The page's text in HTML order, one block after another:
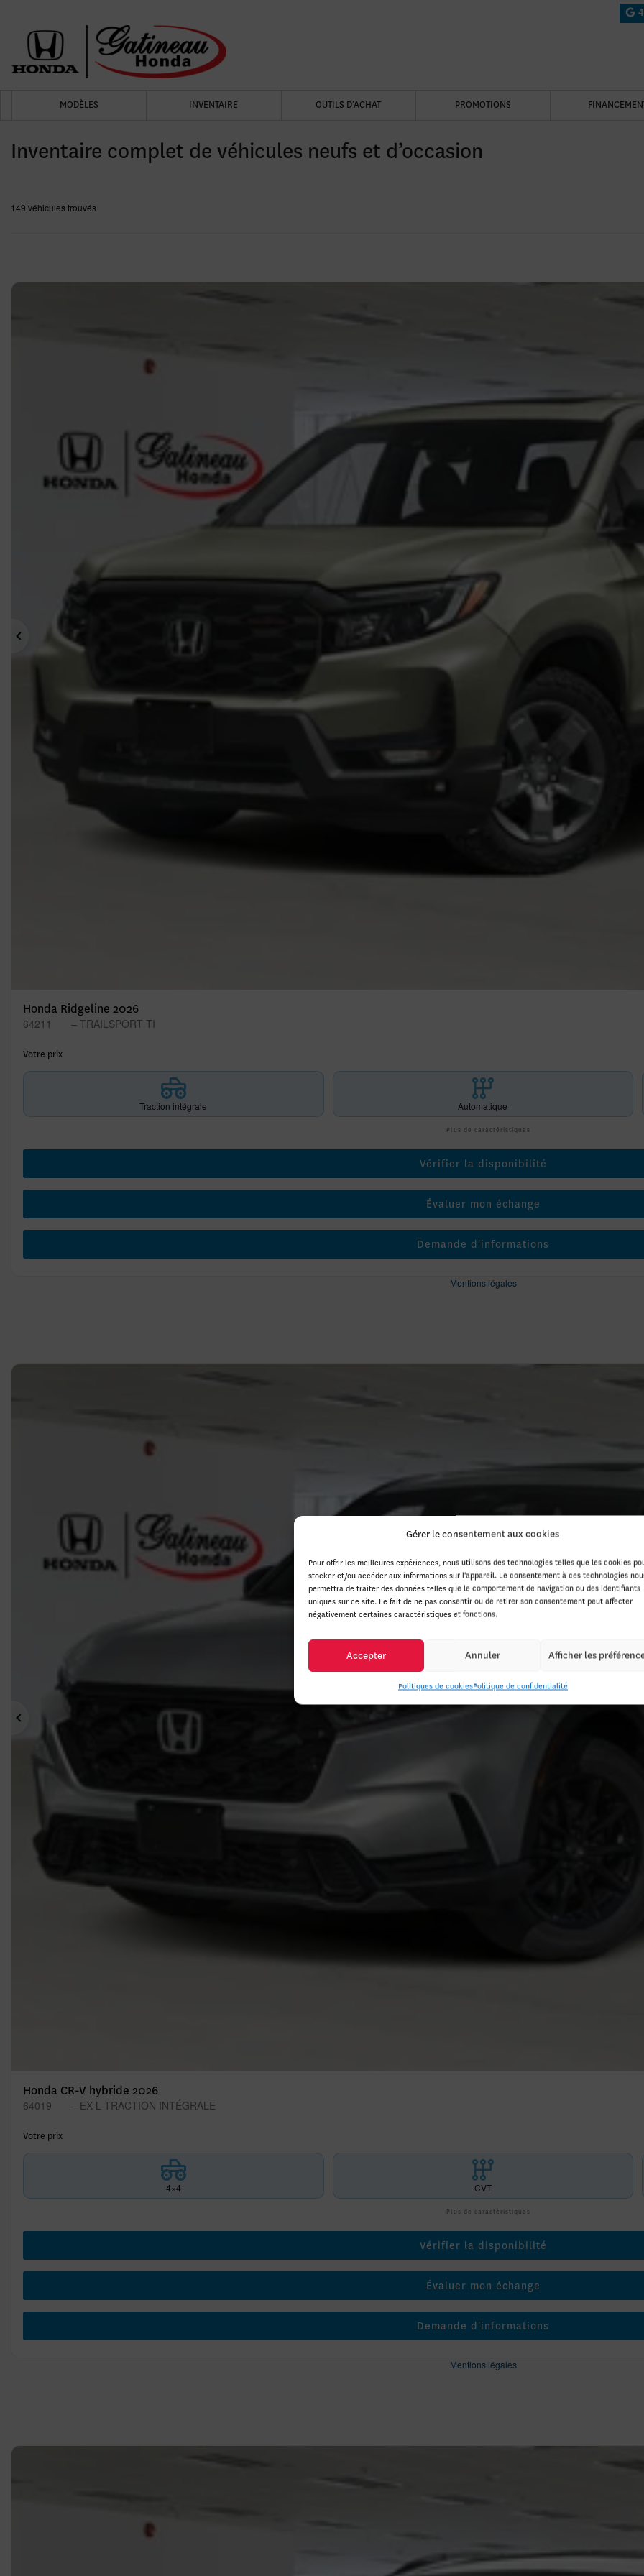
Gérer le consentement aux cookies
Pour offrir les meilleures expériences, nous utilisons des technologies telles que les cookies
stocker et/ou accéder aux informations sur l'appareil. Le consentement à ces technologies
permettra de traiter des données telles que le comportement de navigation ou des identifiants
uniques sur ce site. Le fait de ne pas consentir ou de retirer son consentement peut affecter
négativement certaines caractéristiques et fonctions.
Accepter Annuler Afficher les
Politiques de cookiesPolitique de confidentialité
MODÈLES INVENTAIRE OUTILS D’ACHAT PROMOTIONS
Inventaire complet de véhicules neufs et d’occasion
149 véhiculestrouvés
Précédent
Honda Ridgeline 2026
64211 – TRAILSPORT TI
Votre prix
Traction intégrale Automatique
Plus de caractéristiques
Vérifier la disponibilité
Évaluer mon échange
Demande d'informations
Mentions légales
Précédent
Honda CR-V hybride 2026
64019 – EX-L TRACTION INTÉGRALE
Votre prix
4×4 CVT
Plus de caractéristiques
Vérifier la disponibilité
Évaluer mon échange
Demande d'informations
Mentions légales